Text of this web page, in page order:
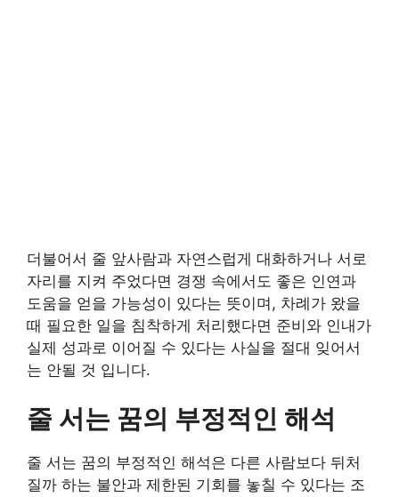
더불어서 줄 앞사람과 자연스럽게 대화하거나 서로
자리를 지켜 주었다면 경쟁 속에서도 좋은 인연과
도움을 얻을 가능성이 있다는 뜻이며, 차례가 왔을
때 필요한 일을 침착하게 처리했다면 준비와 인내가
실제 성과로 이어질 수 있다는 사실을 절대 잊어서
는 안될 것 입니다.
줄 서는 꿈의 부정적인 해석
줄 서는 꿈의 부정적인 해석은 다른 사람보다 뒤처
질까 하는 불안과 제한된 기회를 놓칠 수 있다는 조